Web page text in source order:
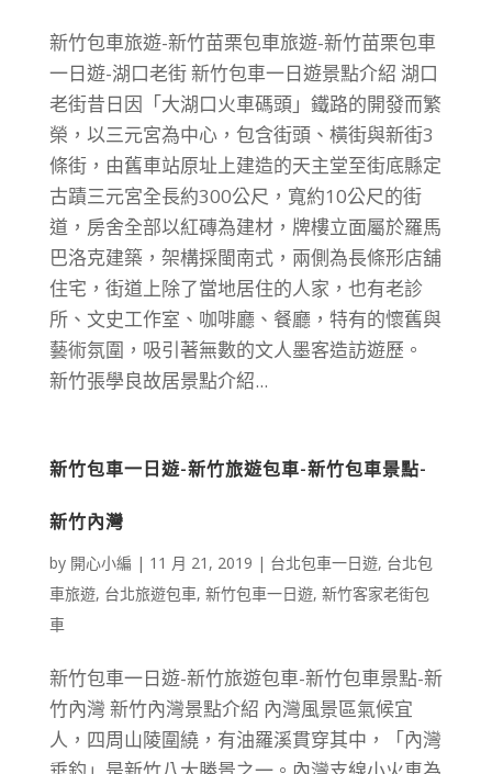
新竹包車旅遊-新竹苗栗包車旅遊-新竹苗栗包車
一日遊-湖口老街 新竹包車一日遊景點介紹 湖口
老街昔日因「大湖口火車碼頭」鐵路的開發而繁
榮，以三元宮為中心，包含街頭、橫街與新街3
條街，由舊車站原址上建造的天主堂至街底縣定
古蹟三元宮全長約300公尺，寬約10公尺的街
道，房舍全部以紅磚為建材，牌樓立面屬於羅馬
巴洛克建築，架構採閩南式，兩側為長條形店舖
住宅，街道上除了當地居住的人家，也有老診
所、文史工作室、咖啡廳、餐廳，特有的懷舊與
藝術氛圍，吸引著無數的文人墨客造訪遊歷。
新竹張學良故居景點介紹...
新竹包車一日遊-新竹旅遊包車-新竹包車景點-
新竹內灣
by 開心小編 | 11 月 21, 2019 | 台北包車一日遊, 台北包
車旅遊, 台北旅遊包車, 新竹包車一日遊, 新竹客家老街包
車
新竹包車一日遊-新竹旅遊包車-新竹包車景點-新
竹內灣 新竹內灣景點介紹 內灣風景區氣候宜
人，四周山陵圍繞，有油羅溪貫穿其中，「內灣